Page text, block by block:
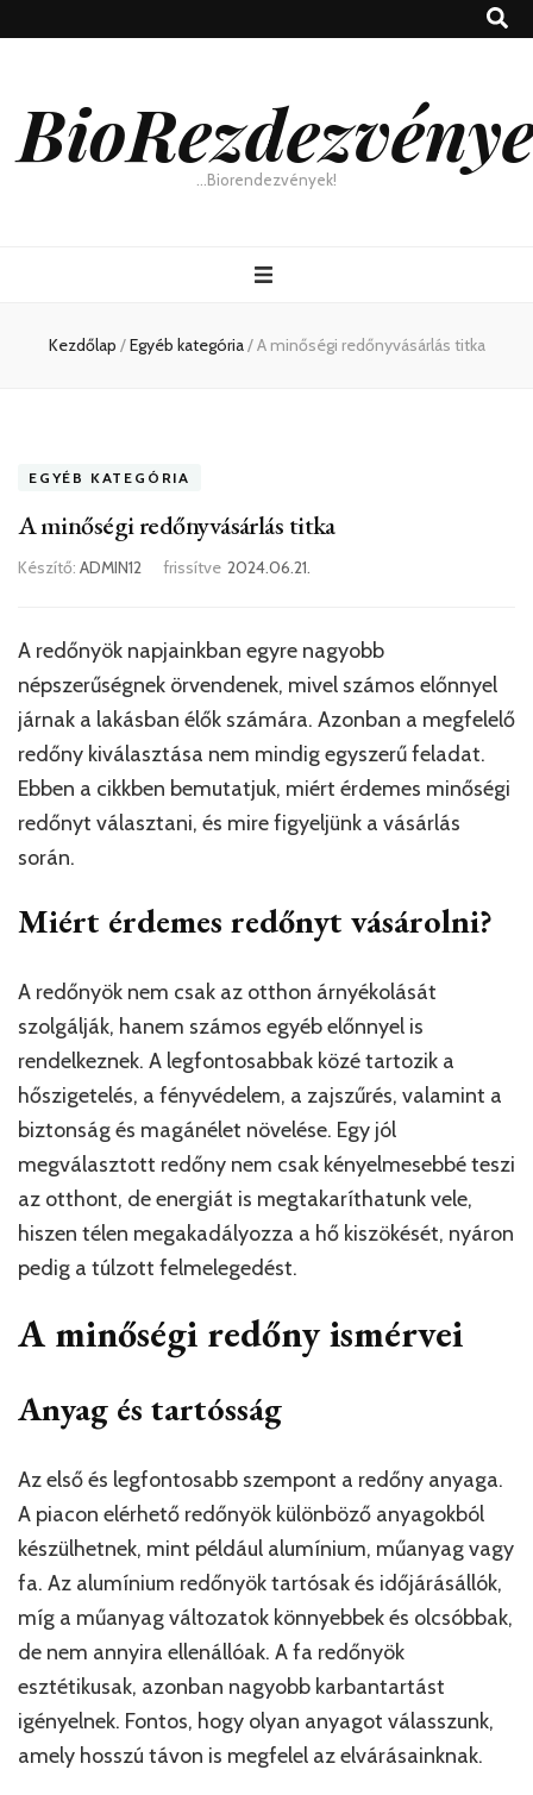
…Biorendezvények!
Kezdőlap /Egyéb kategória/A minőségi redőnyvásárlás titka
EGYÉB KATEGÓRIA
A minőségi redőnyvásárlás titka
Készítő: ADMIN12 frissítve 2024.06.21.
A redőnyök napjainkban egyre nagyobb
népszerűségnek örvendenek, mivel számos előnnyel
járnak a lakásban élők számára. Azonban a megfelelő
redőny kiválasztása nem mindig egyszerű feladat.
Ebben a cikkben bemutatjuk, miért érdemes minőségi
redőnyt választani, és mire figyeljünk a vásárlás
során.
Miért érdemes redőnyt vásárolni?
A redőnyök nem csak az otthon árnyékolását
szolgálják, hanem számos egyéb előnnyel is
rendelkeznek. A legfontosabbak közé tartozik a
hőszigetelés, a fényvédelem, a zajszűrés, valamint a
biztonság és magánélet növelése. Egy jól
megválasztott redőny nem csak kényelmesebbé teszi
az otthont, de energiát is megtakaríthatunk vele,
hiszen télen megakadályozza a hő kiszökését, nyáron
pedig a túlzott felmelegedést.
A minőségi redőny ismérvei
Anyag és tartósság
Az első és legfontosabb szempont a redőny anyaga.
A piacon elérhető redőnyök különböző anyagokból
készülhetnek, mint például alumínium, műanyag vagy
fa. Az alumínium redőnyök tartósak és időjárásállók,
míg a műanyag változatok könnyebbek és olcsóbbak,
de nem annyira ellenállóak. A fa redőnyök
esztétikusak, azonban nagyobb karbantartást
igényelnek. Fontos, hogy olyan anyagot válasszunk,
amely hosszú távon is megfelel az elvárásainknak.